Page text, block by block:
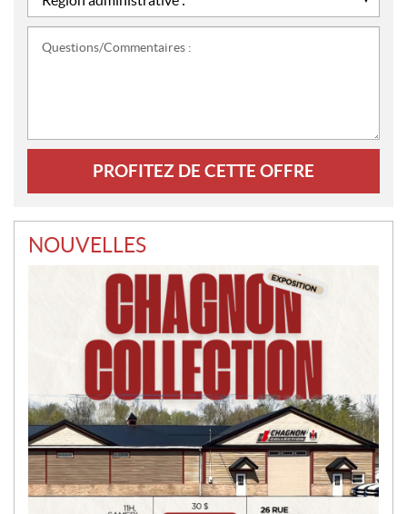
administrative
:
NOUVELLES